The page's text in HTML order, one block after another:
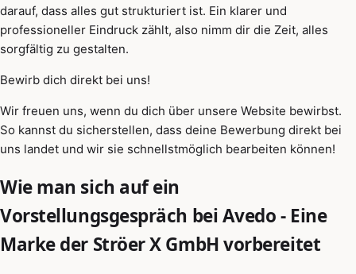
darauf, dass alles gut strukturiert ist. Ein klarer und
professioneller Eindruck zählt, also nimm dir die Zeit, alles
sorgfältig zu gestalten.
Bewirb dich direkt bei uns!
Wir freuen uns, wenn du dich über unsere Website bewirbst.
So kannst du sicherstellen, dass deine Bewerbung direkt bei
uns landet und wir sie schnellstmöglich bearbeiten können!
Wie man sich auf ein
Vorstellungsgespräch bei Avedo - Eine
Marke der Ströer X GmbH vorbereitet